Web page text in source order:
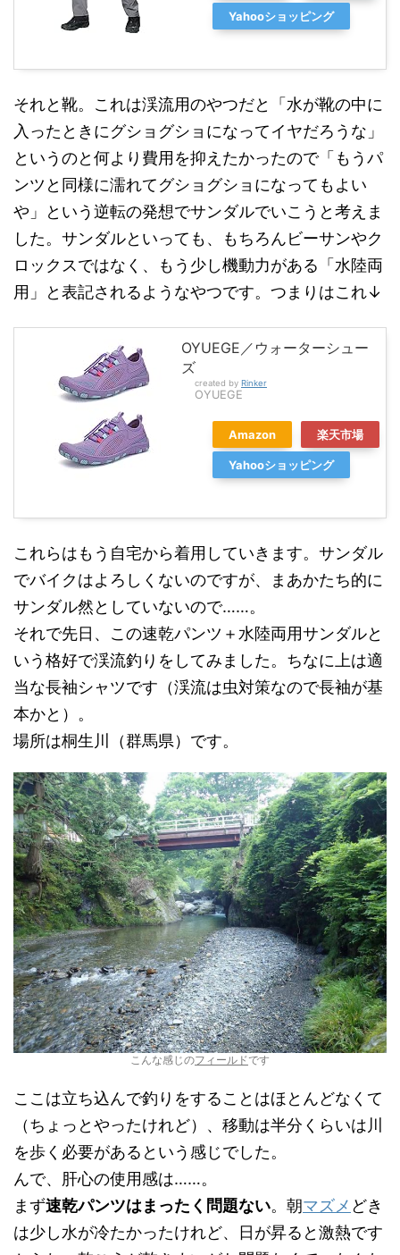
Yahooショッピング
それと靴。これは渓流用のやつだと「水が靴の中に
入ったときにグショグショになってイヤだろうな」
というのと何より費用を抑えたかったので「もうパ
ンツと同様に濡れてグショグショになってもよい
や」という逆転の発想でサンダルでいこうと考えま
した。サンダルといっても、もちろんビーサンやク
ロックスではなく、もう少し機動力がある「水陸両
用」と表記されるようなやつです。つまりはこれ↓
OYUEGE／ウォーターシュー
ズ
created by Rinker
OYUEGE
Amazon 楽天市場
Yahooショッピング
これらはもう自宅から着用していきます。サンダル
でバイクはよろしくないのですが、まあかたち的に
サンダル然としていないので……。
それで先日、この速乾パンツ＋水陸両用サンダルと
いう格好で渓流釣りをしてみました。ちなに上は適
当な長袖シャツです（渓流は虫対策なので長袖が基
本かと）。
場所は桐生川（群馬県）です。
こんな感じのフィールドです
ここは立ち込んで釣りをすることはほとんどなくて
（ちょっとやったけれど）、移動は半分くらいは川
を歩く必要があるという感じでした。
んで、肝心の使用感は……。
まず速乾パンツはまったく問題ない。朝マズメ どき
は少し水が冷たかったけれど、日が昇ると激熱です